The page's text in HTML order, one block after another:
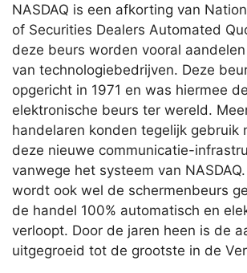
NASDAQ is een afkorting van
of Securities Dealers Automated
deze beurs worden vooral
van technologiebedrijven. Deze
opgericht in 1971 en was hiermee
elektronische beurs ter wereld.
handelaren konden tegelijk gebruik
deze nieuwe communicatie-
vanwege het systeem van NASDAQ.
wordt ook wel de schermenbeurs
de handel 100% automatisch en
verloopt. Door de jaren heen is de
uitgegroeid tot de grootste in de